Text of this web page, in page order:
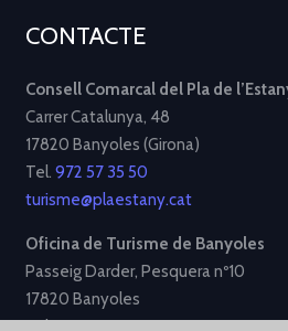
CONTACTE
Consell Comarcal del Pla de
Carrer Catalunya, 48
17820 Banyoles (Girona)
Tel. 972 57 35 50
turisme@plaestany.cat
Oficina de Turisme de Banyoles
Passeig Darder, Pesquera nº10
17820 Banyoles
Tel.972 58 34 70